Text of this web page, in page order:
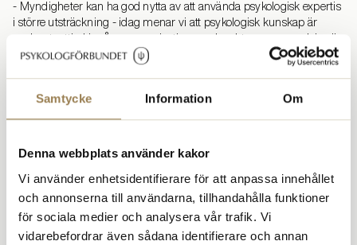
Samtycke Information Om
Denna webbplats använder kakor
Vi använder enhetsidentifierare för att anpassa innehållet
och annonserna till användarna, tillhandahålla funktioner
för sociala medier och analysera vår trafik. Vi
vidarebefordrar även sådana identifierare och annan
- Myndigheter kan ha god nytta av att använda psykologisk expertis
i större utsträckning - idag menar vi att psykologisk kunskap är
underutnyttjad i många organisationer och sektorer, exempelvis när
det gäller att skapa och samordna en robust civil krisberedskap,
Försvarsvilja och motståndskraft kräver att människor upplever sig
krav på ansvarstagande i civilförsvaret.
- Ju mer splittrat och segregerat samhället blir, ju mer utanförskap
och ju mer olika grupper och individer kan odla särintressen, desto
större sprickor som riskerar att motverka denna uppgift, säger
Kristina Taylor.